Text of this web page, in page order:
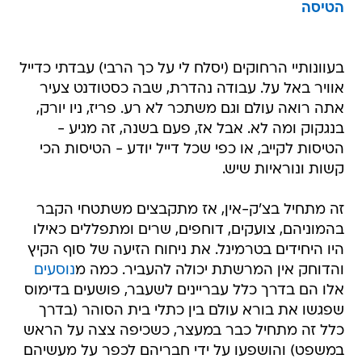
הטיסה
בעוונותיי הרחוקים (יסלח לי על כך הרבי) עבדתי כדייל
אוויר באל על. עבודה נהדרת, שבה כסטודנט צעיר
אתה רואה עולם וגם משתכר לא רע. פריז, ניו יורק,
בנגקוק ומה לא. אבל אז, פעם בשנה, זה מגיע -
הטיסות לקייב, או כפי שכל דייל יודע - הטיסות הכי
קשות ונוראיות שיש.
זה מתחיל בצ'ק-אין, אז מתקבצים משתטחי הקבר
בהמוניהם, צועקים, דוחפים, שרים ומתפללים כאילו
היו היחידים בטרמינל. את ניחוח הזיעה של סוף הקיץ
והדוחק אין המרשתת יכולה להעביר. כמה מנוסעים
אלו הם בדרך כלל עבריינים לשעבר, פושעים בדימוס
שפגשו את בורא עולם בין כתלי בית הסוהר (בדרך
כלל זה מתחיל כבר במעצר, כשכיפה צצה על הראש
במשפט) והושפעו על ידי חבריהם לכפר על מעשיהם